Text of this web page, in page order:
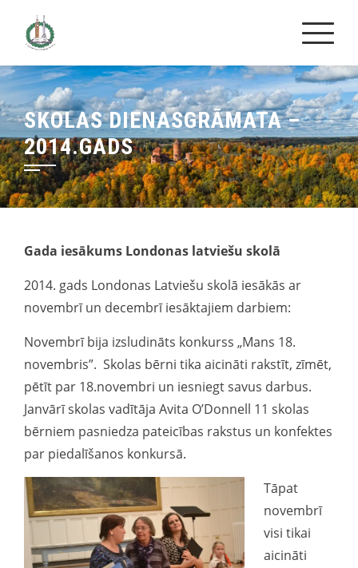
content
SKOLAS DIENASGRĀMATA –
2014.GADS
Gada iesākums Londonas latviešu skolā
2014. gads Londonas Latviešu skolā iesākās ar
novembrī un decembrī iesāktajiem darbiem:
Novembrī bija izsludināts konkurss „Mans 18.
novembris”. Skolas bērni tika aicināti rakstīt, zīmēt,
pētīt par 18.novembri un iesniegt savus darbus.
Janvārī skolas vadītāja Avita O’Donnell 11 skolas
bērniem pasniedza pateicības rakstus un konfektes
par piedalīšanos konkursā.
Tāpat
novembrī
visi tikai
aicināti